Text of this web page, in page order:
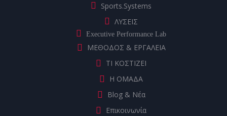
Sports.Systems
ΛΥΣΕΙΣ
Executive Performance Lab
ΜΕΘΟΔΟΣ & ΕΡΓΑΛΕΙΑ
ΤΙ ΚΟΣΤΙΖΕΙ
Η ΟΜΑΔΑ
Blog & Νέα
Επικοινωνία